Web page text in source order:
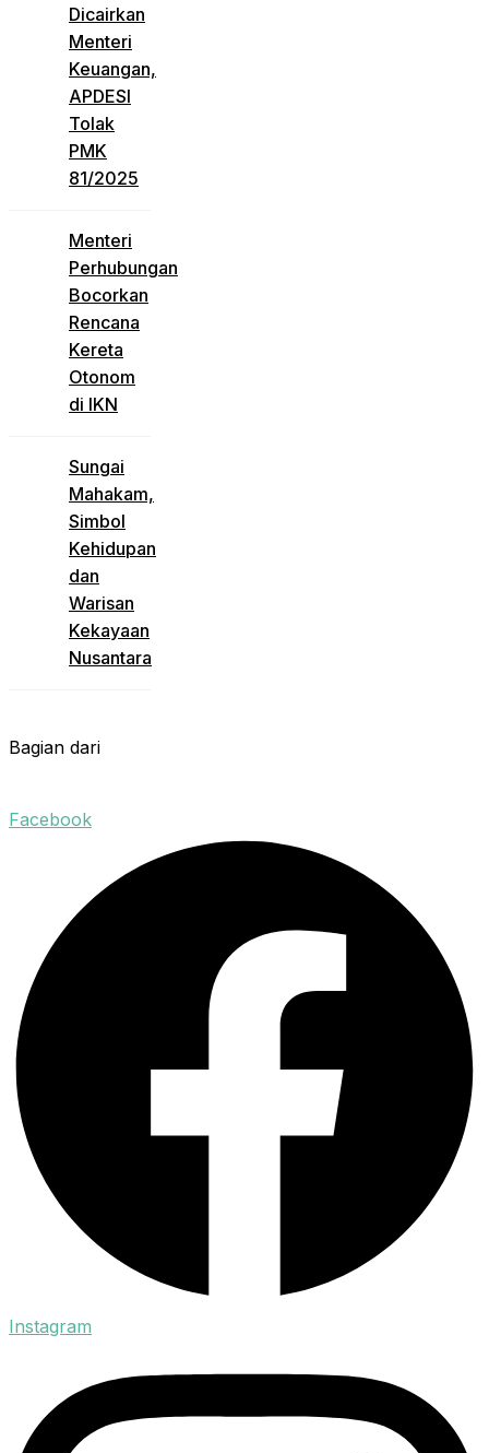
Dicairkan
Menteri
Keuangan,
APDESI
Tolak
PMK
81/2025
Menteri
Perhubungan
Bocorkan
Rencana
Kereta
Otonom
di IKN
Sungai
Mahakam,
Simbol
Kehidupan
dan
Warisan
Kekayaan
Nusantara
Bagian dari
Facebook
Instagram